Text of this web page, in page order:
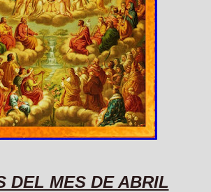
DEL MES DE ABRIL